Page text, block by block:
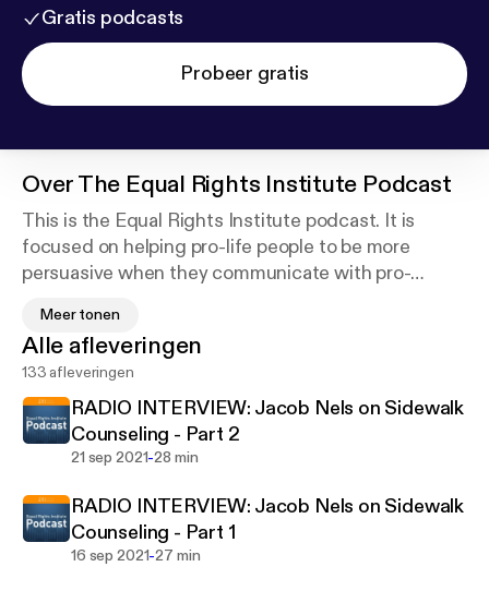
Gratis podcasts
Probeer gratis
OverThe Equal Rights Institute Podcast
This is the Equal Rights Institute podcast. It is
focused on helping pro-life people to be more
persuasive when they communicate with pro-
weekly episode of an ERI author reading his or her
article, but will also include short clips from our
Equipped for Life Course podcast, live speech
audio, and ERI updates. Equal Rights Institute is an
organization dedicated to training pro-life
advocates to think clearly, reason honestly and
Meer tonen
Alle afleveringen
133 afleveringen
RADIO INTERVIEW: Jacob Nels on Sidewalk
Counseling - Part 2
21 sep 2021-28 min
RADIO INTERVIEW: Jacob Nels on Sidewalk
Counseling - Part 1
16 sep 2021-27 min